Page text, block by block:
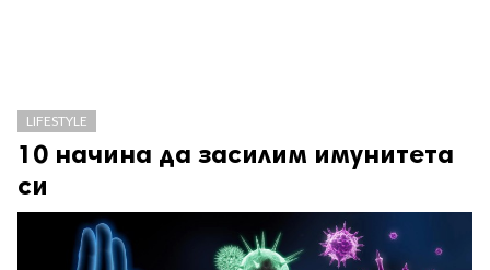
LIFESTYLE
10 начина да засилим имунитета
си